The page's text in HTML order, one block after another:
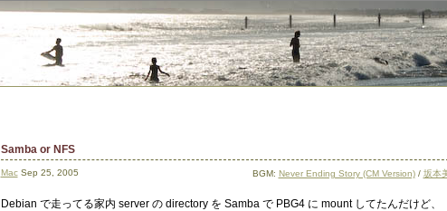
Samba or NFS
MacSep 25, 2005 BGM: Never Ending Story (CM Version)/ 坂本
Debian で走ってる家内 server の directory を Samba で PBG4 に mount してたんだけど、